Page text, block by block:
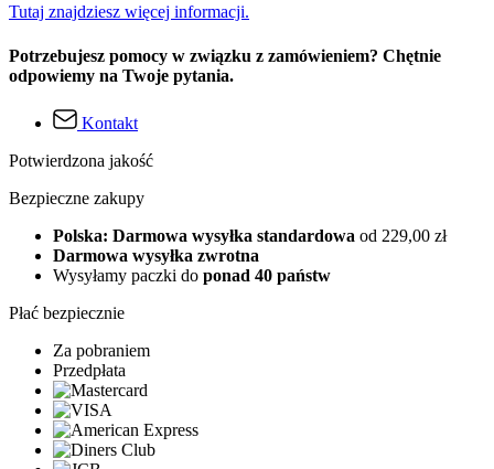
Tutaj znajdziesz więcej informacji.
Potrzebujesz pomocy w związku z zamówieniem? Chętnie
odpowiemy na Twoje pytania.
Kontakt
Potwierdzona jakość
Bezpieczne zakupy
Polska: Darmowa wysyłka standardowa od 229,00 zł
Darmowa wysyłka zwrotna
Wysyłamy paczki do ponad 40 państw
Płać bezpiecznie
Za pobraniem
Przedpłata